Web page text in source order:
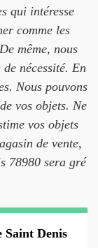
qui intéresse
comme les
même, nous
nécessité. En
Nous pouvons
vos objets. Ne
vos objets
de vente,
78980 sera gré
Saint Denis